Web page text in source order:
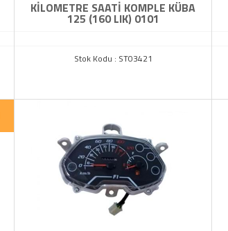
KİLOMETRE SAATİ KOMPLE KÜBA
125 (160 LIK) 0101
Stok Kodu : ST03421